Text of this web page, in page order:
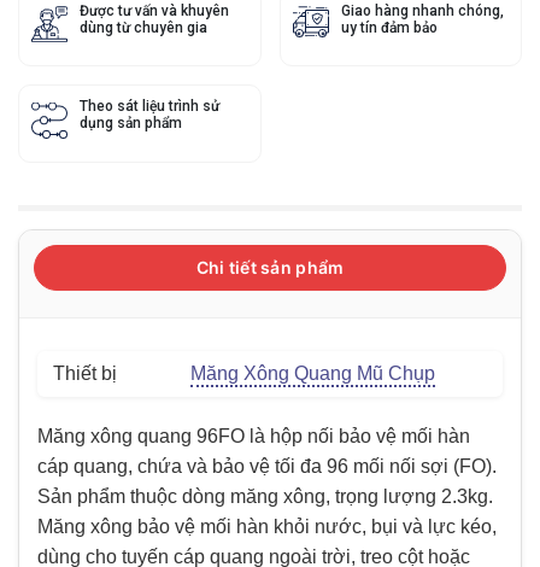
Được tư vấn và khuyên
dùng từ chuyên gia
Giao hàng nhanh chóng,
uy tín đảm bảo
Theo sát liệu trình sử
dụng sản phẩm
Chi tiết sản phẩm
Thiết bị Măng Xông Quang Mũ Chụp
Măng xông quang 96FO là hộp nối bảo vệ mối hàn
cáp quang, chứa và bảo vệ tối đa 96 mối nối sợi (FO).
Sản phẩm thuộc dòng măng xông, trọng lượng 2.3kg.
Măng xông bảo vệ mối hàn khỏi nước, bụi và lực kéo,
dùng cho tuyến cáp quang ngoài trời, treo cột hoặc